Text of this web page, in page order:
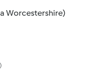
Worcestershire)